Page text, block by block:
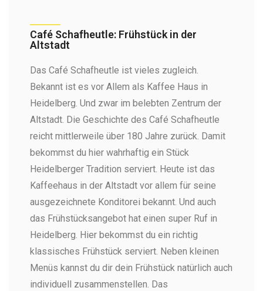
Café Schafheutle: Frühstück in der
Altstadt ​
Das Café Schafheutle ist vieles zugleich.
Bekannt ist es vor Allem als Kaffee Haus in
Heidelberg. Und zwar im belebten Zentrum der
Altstadt. Die Geschichte des Café Schafheutle
reicht mittlerweile über 180 Jahre zurück. Damit
bekommst du hier wahrhaftig ein Stück
Heidelberger Tradition serviert. Heute ist das
Kaffeehaus in der Altstadt vor allem für seine
ausgezeichnete Konditorei bekannt. Und auch
das Frühstücksangebot hat einen super Ruf in
Heidelberg. Hier bekommst du ein richtig
klassisches Frühstück serviert. Neben kleinen
Menüs kannst du dir dein Frühstück natürlich auch
individuell zusammenstellen. Das